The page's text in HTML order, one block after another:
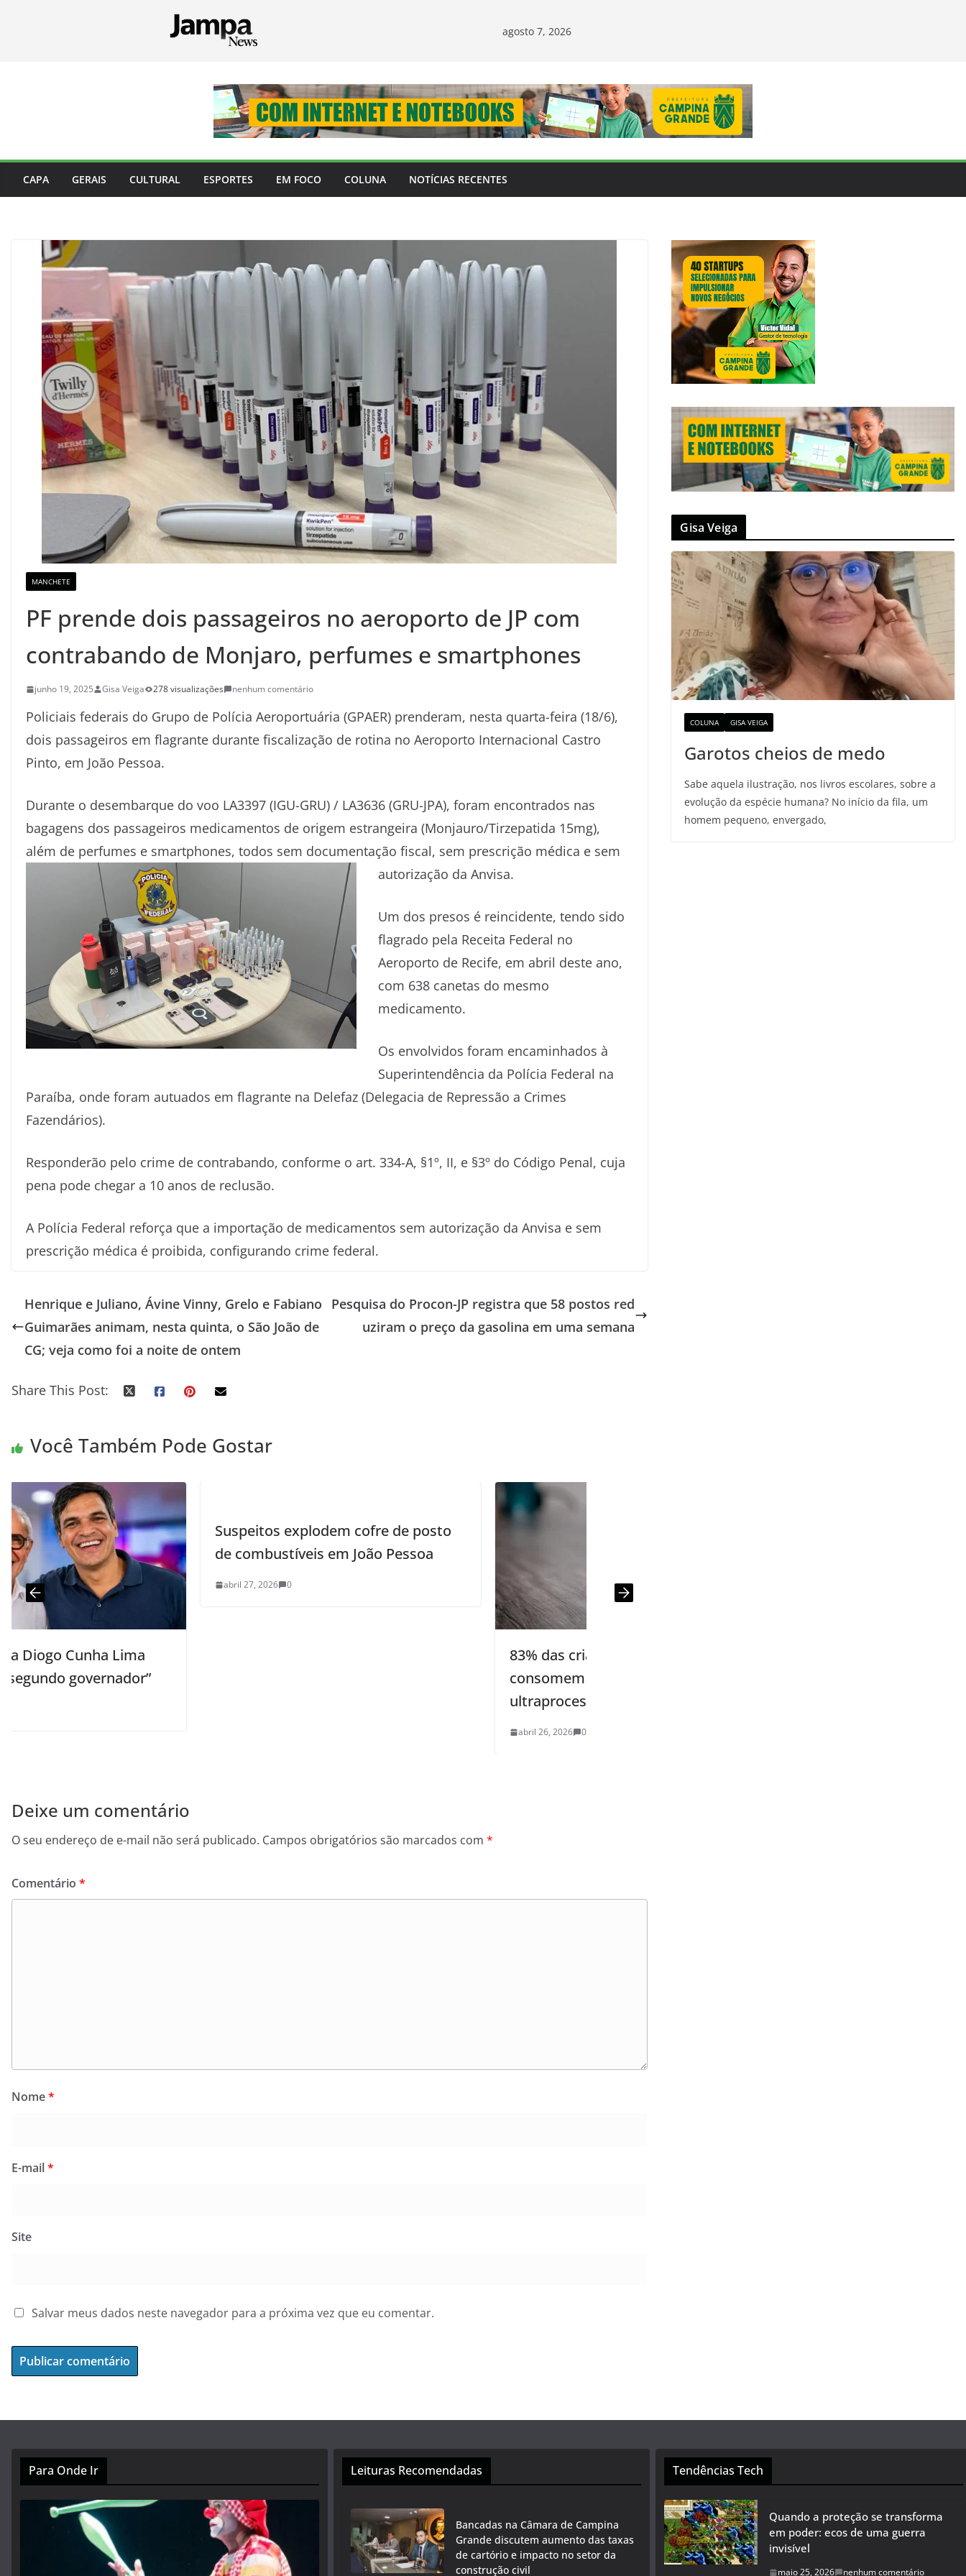
agosto 7, 2026
CAPA GERAIS CULTURAL ESPORTES EM FOCO COLUNA NOTÍCIAS RECENTES
MANCHETE
PF prende dois passageiros no aeroporto de JP com
contrabando de Monjaro, perfumes e smartphones
junho 19, 2025 Gisa Veiga 278 visualizações nenhum comentário
Policiais federais do Grupo de Polícia Aeroportuária (GPAER) prenderam, nesta quarta-feira (18/6),
dois passageiros em flagrante durante fiscalização de rotina no Aeroporto Internacional Castro
Pinto, em João Pessoa.
Durante o desembarque do voo LA3397 (IGU-GRU) / LA3636 (GRU-JPA), foram encontrados nas
bagagens dos passageiros medicamentos de origem estrangeira (Monjauro/Tirzepatida 15mg),
além de perfumes e smartphones, todos sem documentação fiscal, sem prescrição médica e sem
autorização da Anvisa.
Um dos presos é reincidente, tendo sido
flagrado pela Receita Federal no
Aeroporto de Recife, em abril deste ano,
com 638 canetas do mesmo
medicamento.
Os envolvidos foram encaminhados à
Superintendência da Polícia Federal na
Paraíba, onde foram autuados em flagrante na Delefaz (Delegacia de Repressão a Crimes
Fazendários).
Responderão pelo crime de contrabando, conforme o art. 334-A, §1º, II, e §3º do Código Penal, cuja
pena pode chegar a 10 anos de reclusão.
A Polícia Federal reforça que a importação de medicamentos sem autorização da Anvisa e sem
prescrição médica é proibida, configurando crime federal.
Henrique e Juliano, Ávine Vinny, Grelo e Fabiano
Guimarães animam, nesta quinta, o São João de
CG; veja como foi a noite de ontem
Pesquisa do Procon-JP registra que 58 postos red
uziram o preço da gasolina em uma semana
Share This Post:
Você Também Pode Gostar
Suspeitos explodem cofre de posto
de combustíveis em João Pessoa
abril 27, 2026 0
83% das crianças paraibanas
Deixe um comentário
O seu endereço de e-mail não será publicado. Campos obrigatórios são marcados com *
Comentário *
Nome*
E-mail*
Site
Salvar meus dados neste navegador para a próxima vez que eu comentar.
Gisa Veiga
COLUNA GISA VEIGA
Garotos cheios de medo
Sabe aquela ilustração, nos livros escolares, sobre a
evolução da espécie humana? No início da fila, um
homem pequeno, envergado,
Para Onde Ir Leituras Recomendadas
Bancadas na Câmara de Campina
Grande discutem aumento das taxas
de cartório e impacto no setor da
construção civil
Tendências Tech
Quando a proteção se transforma
em poder: ecos de uma guerra
invisível
maio 25, 2026 nenhum comentário